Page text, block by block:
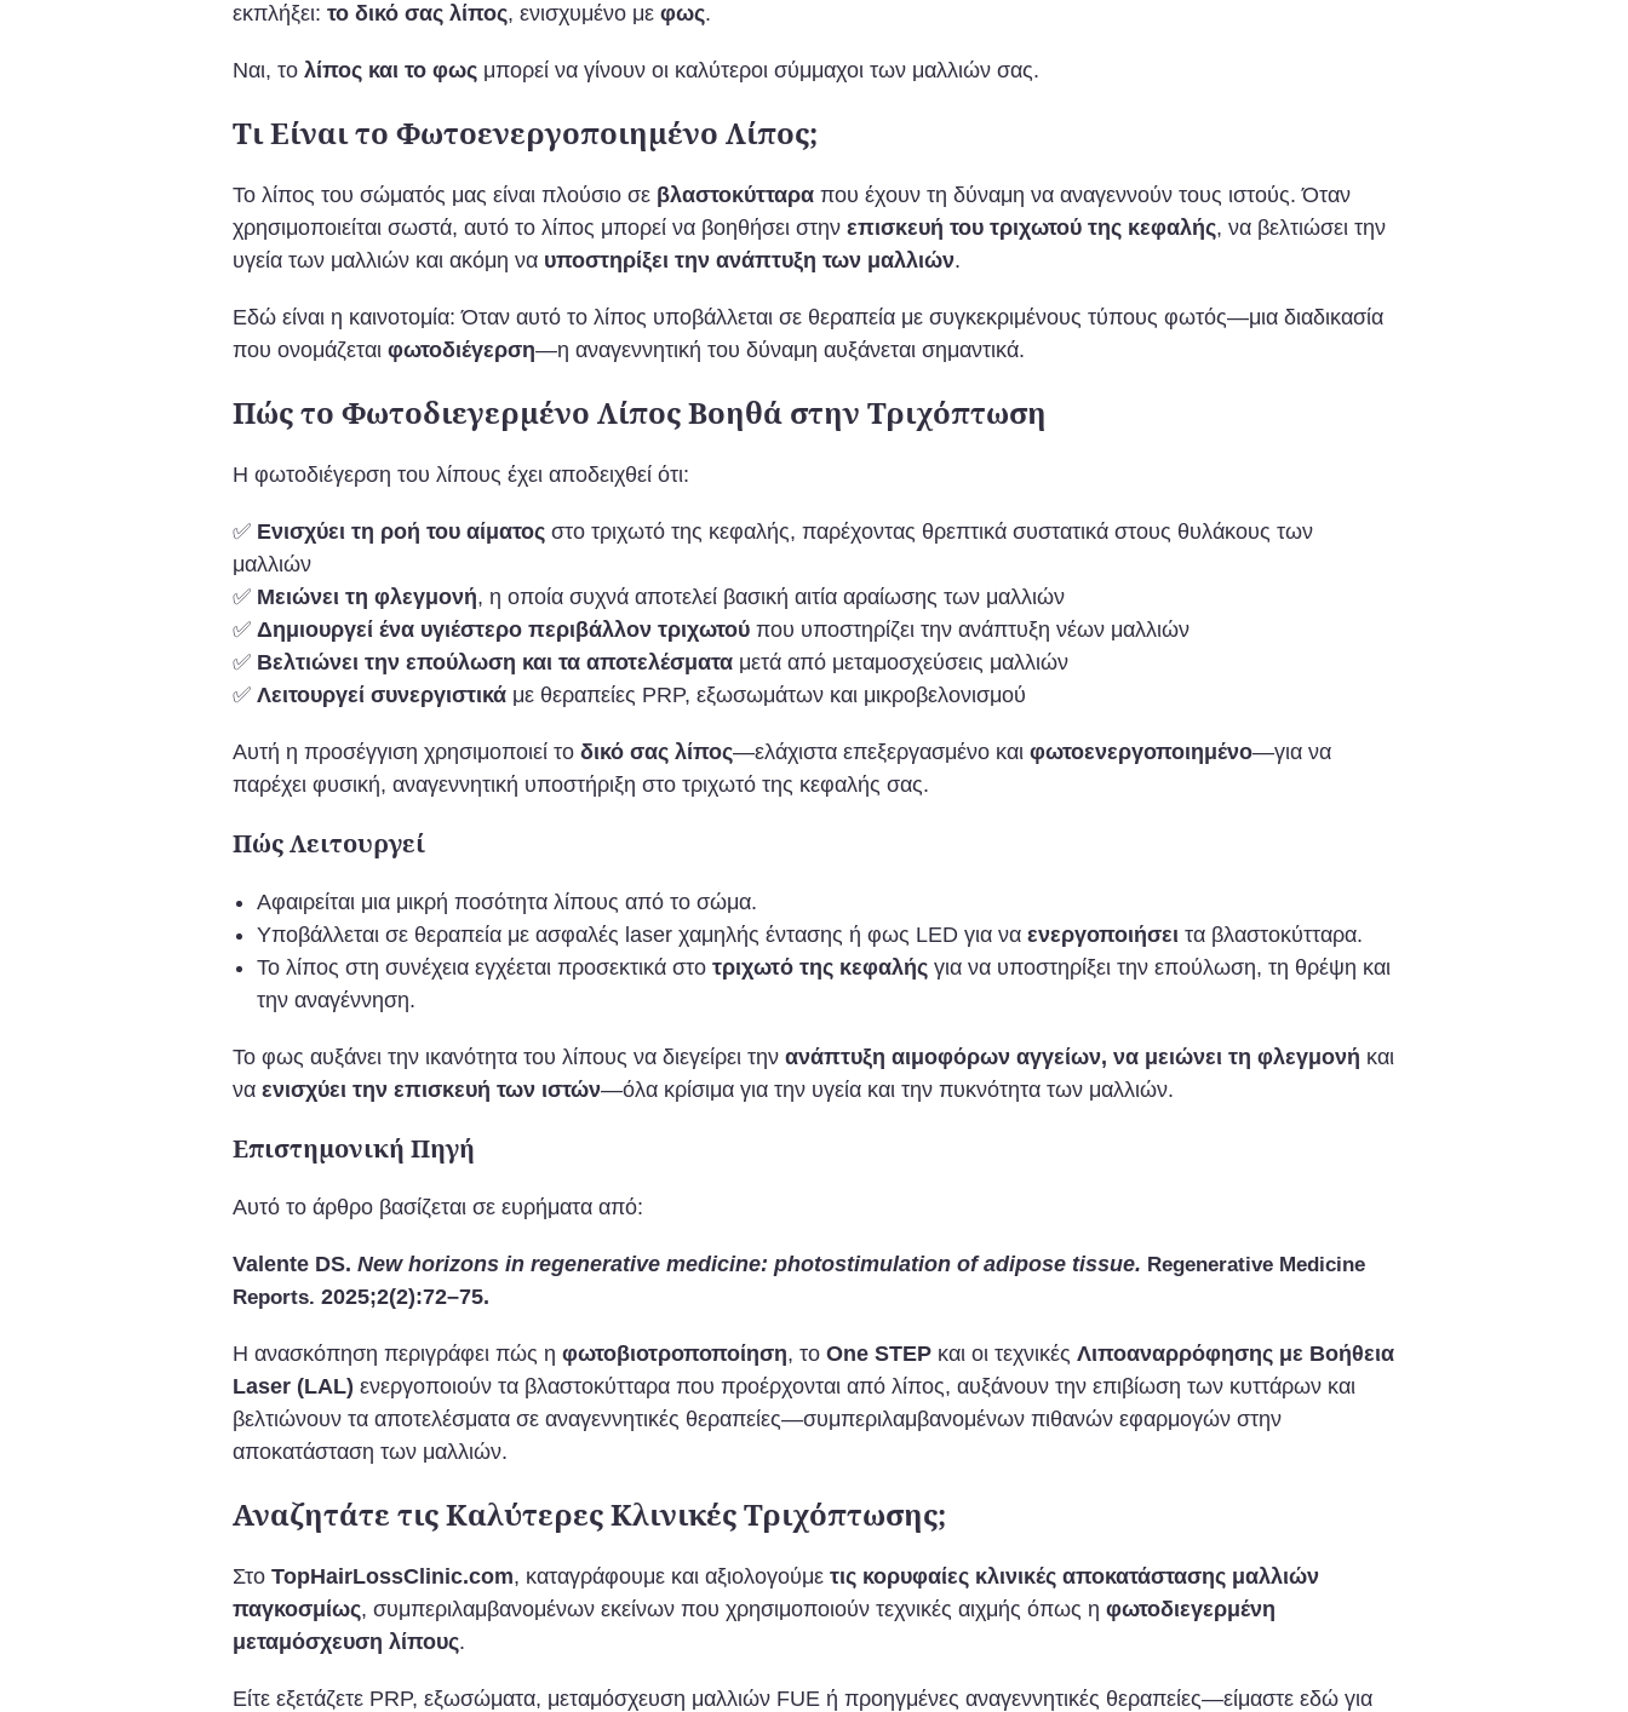
εκπλήξει: το δικό σας λίπος, ενισχυμένο με φως.
Ναι, το λίπος και το φως μπορεί να γίνουν οι καλύτεροι σύμμαχοι των μαλλιών σας.
Τι Είναι το Φωτοενεργοποιημένο Λίπος;
Το λίπος του σώματός μας είναι πλούσιο σε βλαστοκύτταρα που έχουν τη δύναμη να αναγεννούν τους ιστούς. Όταν
χρησιμοποιείται σωστά, αυτό το λίπος μπορεί να βοηθήσει στην επισκευή του τριχωτού της κεφαλής, να βελτιώσει την
υγεία των μαλλιών και ακόμη να υποστηρίξει την ανάπτυξη των μαλλιών.
Εδώ είναι η καινοτομία: Όταν αυτό το λίπος υποβάλλεται σε θεραπεία με συγκεκριμένους τύπους φωτός—μια διαδικασία
που ονομάζεται φωτοδιέγερση—η αναγεννητική του δύναμη αυξάνεται σημαντικά.
Πώς το Φωτοδιεγερμένο Λίπος Βοηθά στην Τριχόπτωση
Η φωτοδιέγερση του λίπους έχει αποδειχθεί ότι:
✅ Ενισχύει τη ροή του αίματος στο τριχωτό της κεφαλής, παρέχοντας θρεπτικά συστατικά στους θυλάκους των
μαλλιών
✅ Μειώνει τη φλεγμονή, η οποία συχνά αποτελεί βασική αιτία αραίωσης των μαλλιών
✅ Δημιουργεί ένα υγιέστερο περιβάλλον τριχωτού που υποστηρίζει την ανάπτυξη νέων μαλλιών
✅ Βελτιώνει την επούλωση και τα αποτελέσματα μετά από μεταμοσχεύσεις μαλλιών
✅ Λειτουργεί συνεργιστικά με θεραπείες PRP, εξωσωμάτων και μικροβελονισμού
Αυτή η προσέγγιση χρησιμοποιεί το δικό σας λίπος—ελάχιστα επεξεργασμένο και φωτοενεργοποιημένο—για να
παρέχει φυσική, αναγεννητική υποστήριξη στο τριχωτό της κεφαλής σας.
Πώς Λειτουργεί
Αφαιρείται μια μικρή ποσότητα λίπους από το σώμα.
Υποβάλλεται σε θεραπεία με ασφαλές laser χαμηλής έντασης ή φως LED για να ενεργοποιήσει τα βλαστοκύτταρα.
Το λίπος στη συνέχεια εγχέεται προσεκτικά στο τριχωτό της κεφαλής για να υποστηρίξει την επούλωση, τη θρέψη και
την αναγέννηση.
Το φως αυξάνει την ικανότητα του λίπους να διεγείρει την ανάπτυξη αιμοφόρων αγγείων, να μειώνει τη φλεγμονή και
να ενισχύει την επισκευή των ιστών—όλα κρίσιμα για την υγεία και την πυκνότητα των μαλλιών.
Επιστημονική Πηγή
Αυτό το άρθρο βασίζεται σε ευρήματα από:
Valente DS. New horizons in regenerative medicine: photostimulation of adipose tissue. Regenerative Medicine
Reports. 2025;2(2):72–75.
Η ανασκόπηση περιγράφει πώς η φωτοβιοτροποποίηση, το One STEP και οι τεχνικές Λιποαναρρόφησης με Βοήθεια
Laser (LAL) ενεργοποιούν τα βλαστοκύτταρα που προέρχονται από λίπος, αυξάνουν την επιβίωση των κυττάρων και
βελτιώνουν τα αποτελέσματα σε αναγεννητικές θεραπείες—συμπεριλαμβανομένων πιθανών εφαρμογών στην
αποκατάσταση των μαλλιών.
Αναζητάτε τις Καλύτερες Κλινικές Τριχόπτωσης;
Στο TopHairLossClinic.com, καταγράφουμε και αξιολογούμε τις κορυφαίες κλινικές αποκατάστασης μαλλιών
παγκοσμίως, συμπεριλαμβανομένων εκείνων που χρησιμοποιούν τεχνικές αιχμής όπως η φωτοδιεγερμένη
μεταμόσχευση λίπους.
Είτε εξετάζετε PRP, εξωσώματα, μεταμόσχευση μαλλιών FUE ή προηγμένες αναγεννητικές θεραπείες—είμαστε εδώ για